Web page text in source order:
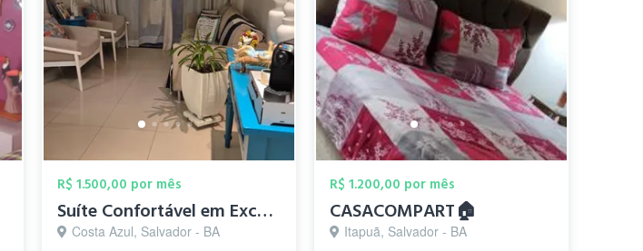
R$ 1.500,00 por mês
Suíte Confortável em Excelente Localizaç...
Costa Azul, Salvador - BA
R$ 1.200,00 por mês
CASACOMPART🏠
Itapuã, Salvador - BA